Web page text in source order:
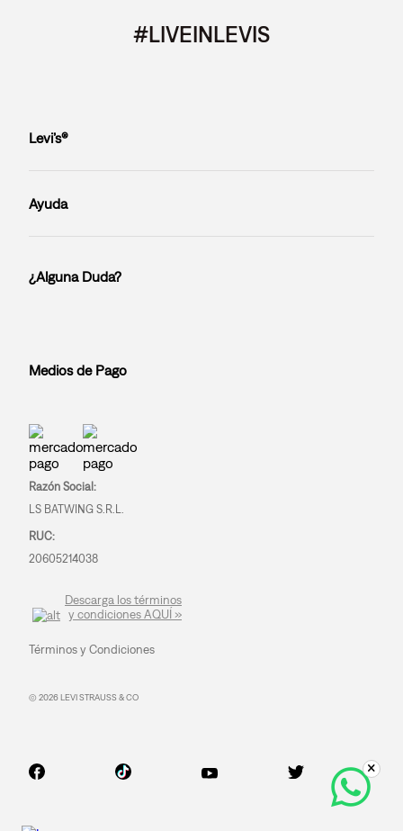
#LIVEINLEVIS
Levi’s®
Ayuda
¿Alguna Duda?
Medios de Pago
Razón Social:
LS BATWING S.R.L.
RUC:
20605214038
Descarga los términos
y condiciones AQUÍ »
Términos y Condiciones
© 2026 LEVI STRAUSS & CO